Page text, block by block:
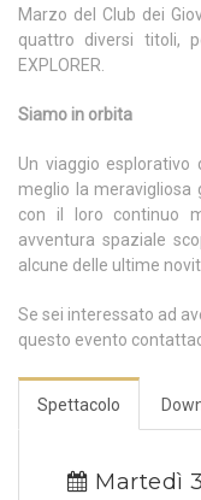
Marzo del Club dei
quattro diversi titoli,
EXPLORER.
Siamo in orbita
Un viaggio
meglio la
con il loro continuo
avventura spaziale
alcune delle ultime
Se sei interessato ad
questo evento
Spettacolo
Martedì